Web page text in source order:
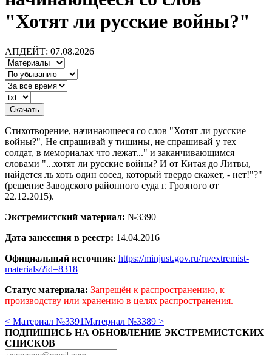
"Хотят ли русские войны?"
АПДЕЙТ: 07.08.2026
Стихотворение, начинающееся со слов "Хотят ли русские
войны?", Не спрашивай у тишины, не спрашивай у тех
солдат, в мемориалах что лежат..." и заканчивающимся
словами "...хотят ли русские войны? И от Китая до Литвы,
найдется ль хоть один сосед, который твердо скажет, - нет!"?"
(решение Заводского районного суда г. Грозного от
22.12.2015).
Экстремистский материал: №3390
Дата занесения в реестр: 14.04.2016
Официальный источник: https://minjust.gov.ru/ru/extremist-
materials/?id=8318
Статус материала: Запрещён к распространению, к
производству или хранению в целях распространения.
< Материал №3391Материал №3389 >
ПОДПИШИСЬ НА ОБНОВЛЕНИЕ ЭКСТРЕМИСТСКИХ
СПИСКОВ